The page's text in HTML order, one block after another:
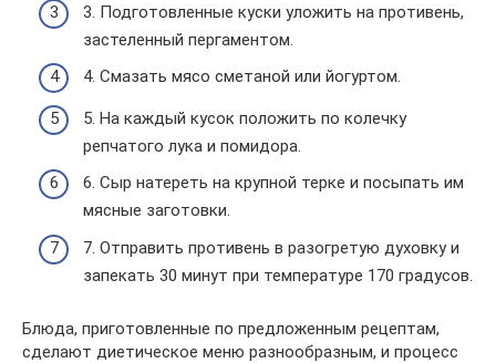
3. Подготовленные куски уложить на противень,
застеленный пергаментом.
4. Смазать мясо сметаной или йогуртом.
5. На каждый кусок положить по колечку
репчатого лука и помидора.
6. Сыр натереть на крупной терке и посыпать им
мясные заготовки.
7. Отправить противень в разогретую духовку и
запекать 30 минут при температуре 170 градусов.
Блюда, приготовленные по предложенным рецептам,
сделают диетическое меню разнообразным, и процесс